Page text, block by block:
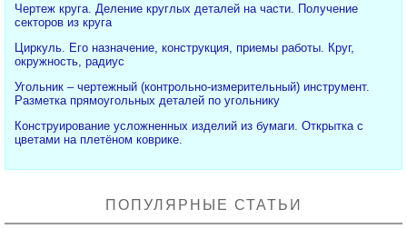
Чертеж круга. Деление круглых деталей на части. Получение
секторов из круга
Циркуль. Его назначение, конструкция, приемы работы. Круг,
окружность, радиус
Угольник – чертежный (контрольно-измерительный) инструмент.
Разметка прямоугольных деталей по угольнику
Конструирование усложненных изделий из бумаги. Открытка с
цветами на плетёном коврике.
ПОПУЛЯРНЫЕ СТАТЬИ